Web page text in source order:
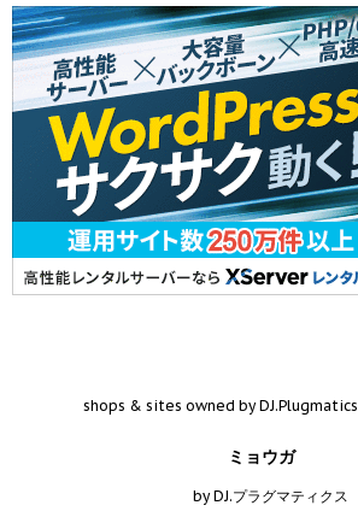
shops & sites owned by DJ.Plugmatics
ミョウガ
by DJ.プラグマティクス